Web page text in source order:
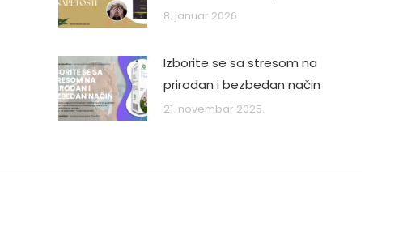
8. januar 2026.
Izborite se sa stresom na
prirodan i bezbedan način
21. novembar 2025.